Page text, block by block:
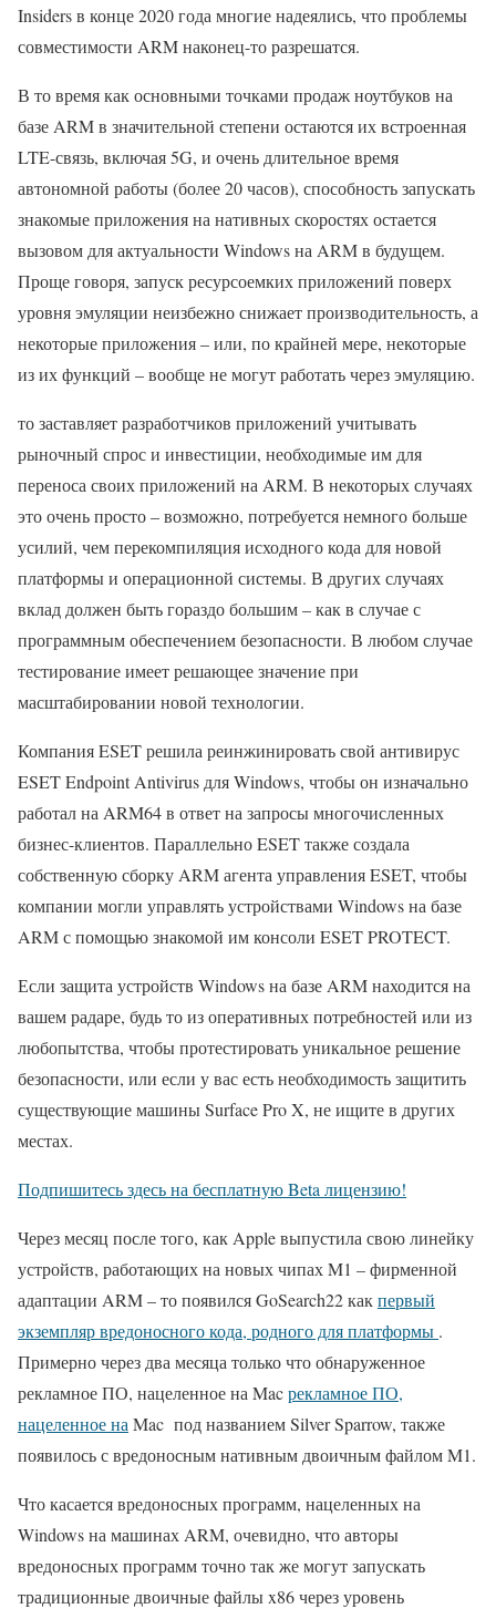
Insiders в конце 2020 года многие надеялись, что проблемы
совместимости ARM наконец-то разрешатся.
В то время как основными точками продаж ноутбуков на
базе ARM в значительной степени остаются их встроенная
LTE-связь, включая 5G, и очень длительное время
автономной работы (более 20 часов), способность запускать
знакомые приложения на нативных скоростях остается
вызовом для актуальности Windows на ARM в будущем.
Проще говоря, запуск ресурсоемких приложений поверх
уровня эмуляции неизбежно снижает производительность, а
некоторые приложения – или, по крайней мере, некоторые
из их функций – вообще не могут работать через эмуляцию.
то заставляет разработчиков приложений учитывать
рыночный спрос и инвестиции, необходимые им для
переноса своих приложений на ARM. В некоторых случаях
это очень просто – возможно, потребуется немного больше
усилий, чем перекомпиляция исходного кода для новой
платформы и операционной системы. В других случаях
вклад должен быть гораздо большим – как в случае с
программным обеспечением безопасности. В любом случае
тестирование имеет решающее значение при
масштабировании новой технологии.
Компания ESET решила реинжинировать свой антивирус
ESET Endpoint Antivirus для Windows, чтобы он изначально
работал на ARM64 в ответ на запросы многочисленных
бизнес-клиентов. Параллельно ESET также создала
собственную сборку ARM агента управления ESET, чтобы
компании могли управлять устройствами Windows на базе
ARM с помощью знакомой им консоли ESET PROTECT.
Если защита устройств Windows на базе ARM находится на
вашем радаре, будь то из оперативных потребностей или из
любопытства, чтобы протестировать уникальное решение
безопасности, или если у вас есть необходимость защитить
существующие машины Surface Pro X, не ищите в других
местах.
Подпишитесь здесь на бесплатную Beta лицензию!
Через месяц после того, как Apple выпустила свою линейку
устройств, работающих на новых чипах M1 – фирменной
адаптации ARM – то появился GoSearch22 какпервый
экземпляр вредоносного кода, родного для платформы .
Примерно через два месяца только что обнаруженное
рекламное ПО, нацеленное на Macрекламное ПО,
нацеленное на Mac под названием Silver Sparrow, также
появилось с вредоносным нативным двоичным файлом M1.
Что касается вредоносных программ, нацеленных на
Windows на машинах ARM, очевидно, что авторы
вредоносных программ точно так же могут запускать
традиционные двоичные файлы x86 через уровень